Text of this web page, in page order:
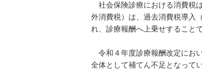
社会保険診療における消費税
外消費税）は、過去消費税導入
れ、診療報酬へ上乗せすること
令和４年度診療報酬改定にお
全体として補てん不足となって